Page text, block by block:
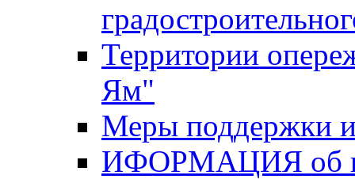
Территории
Ям"
Меры поддержки
ИФОРМАЦИЯ об